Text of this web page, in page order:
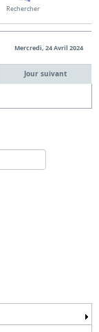
Rechercher
Mercredi, 24 Avril 2024
Jour suivant